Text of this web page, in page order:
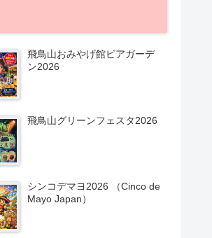
飛鳥山おみやげ館ビアガーデ
ン2026
飛鳥山グリーンフェスタ2026
シンコデマヨ2026 （Cinco de
Mayo Japan）